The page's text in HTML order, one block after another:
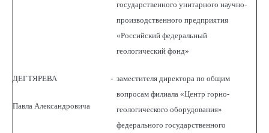
государственного унитарного научно-
производственного предприятия
«Российский федеральный
геологический фонд»
ДЕГТЯРЕВА
Павла Александровича
- заместителя директора по общим
вопросам филиала «Центр горно-
геологического оборудования»
федерального государственного